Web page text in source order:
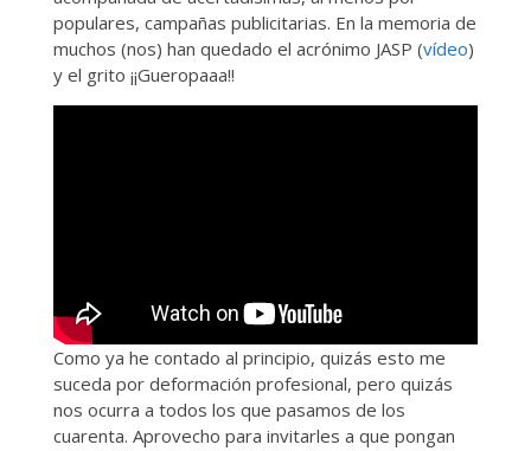
populares, campañas publicitarias. En la memoria de
muchos (nos) han quedado el acrónimo JASP (vídeo)
y el grito ¡¡Gueropaaa!!
Como ya he contado al principio, quizás esto me
suceda por deformación profesional, pero quizás
nos ocurra a todos los que pasamos de los
cuarenta. Aprovecho para invitarles a que pongan